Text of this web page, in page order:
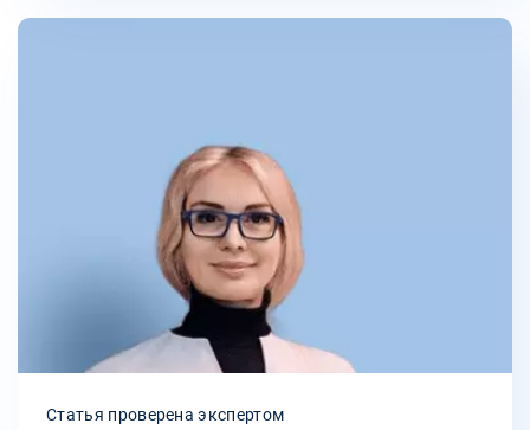
Статья проверена экспертом